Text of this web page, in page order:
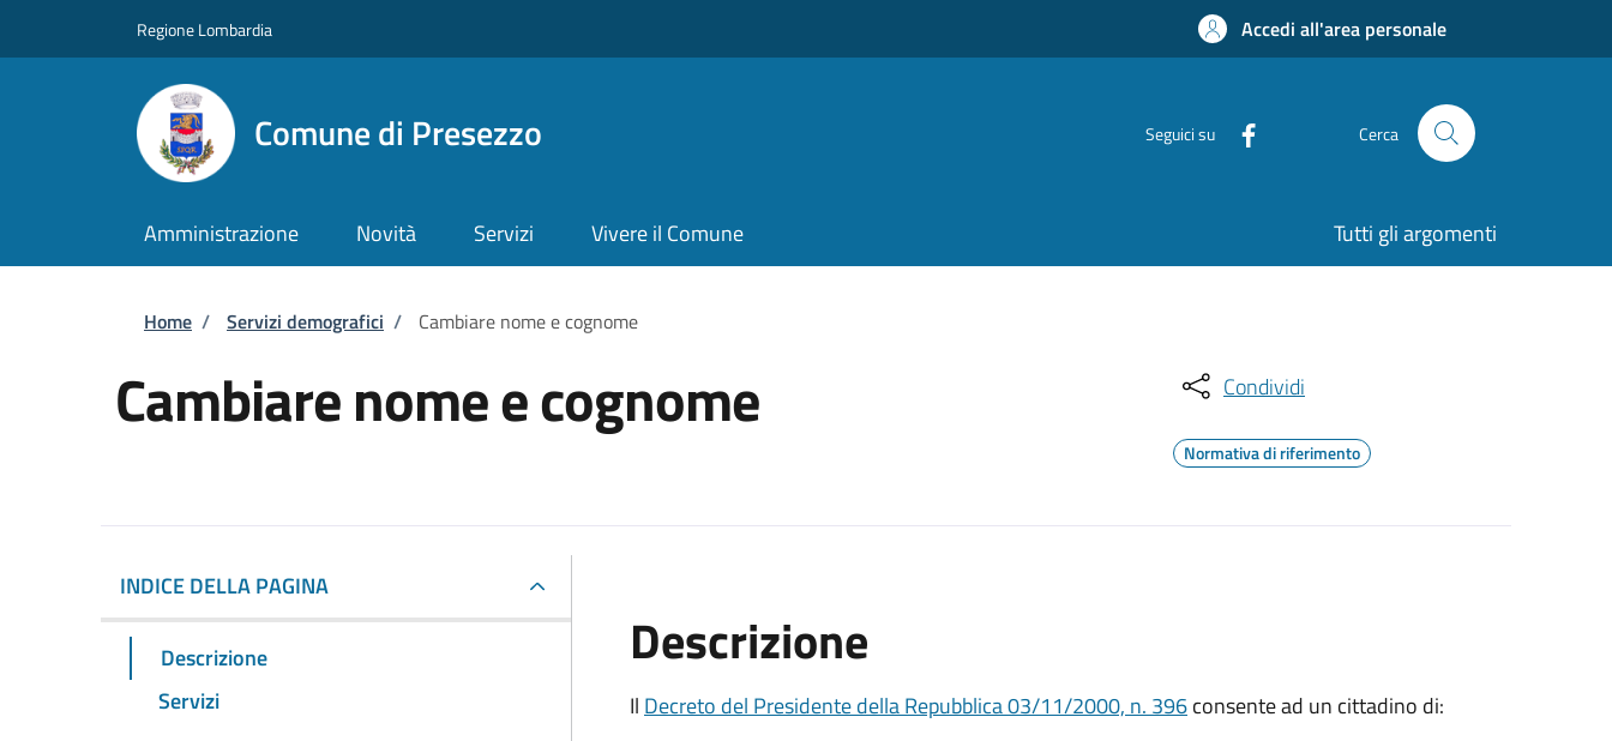
Regione Lombardia Accedi all'area personale
Comune di Presezzo Seguici su Cerca
Amministrazione Novità Servizi Vivere il Comune Tutti gli argomenti
Briciole di pane
Home / Servizi demografici / Cambiare nome e cognome
Cambiare nome e cognome Condividi
Normativa di riferimento
INDICE DELLA PAGINA
Descrizione
Servizi
Descrizione
Il Decreto del Presidente della Repubblica 03/11/2000, n. 396consente ad un cittadino di: